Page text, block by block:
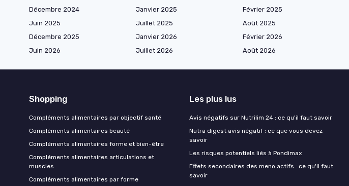
Décembre 2024
Janvier 2025 Février 2025
Juin 2025
Juillet 2025 Août 2025
Décembre 2025
Janvier 2026 Février 2026
Juin 2026
Juillet 2026 Août 2026
Shopping
Compléments alimentaires par objectif santé
Compléments alimentaires beauté
Compléments alimentaires forme et bien-être
Compléments alimentaires articulations et
muscles
Compléments alimentaires par forme
Les plus lus
Avis négatifs sur Nutrilim 24 : ce qu'il faut savoir
Nutra digest avis négatif : ce que vous devez
savoir
Les risques potentiels liés à Pondimax
Effets secondaires des meno actifs : ce qu'il faut
savoir